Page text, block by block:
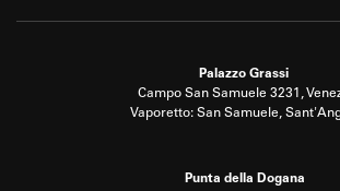
Palazzo Grassi
Campo San Samuele 3231,
Vaporetto: San Samuele,
Punta della Dogana